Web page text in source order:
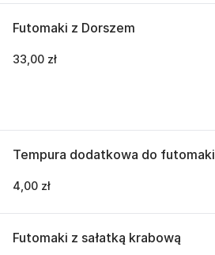
Futomaki z Dorszem
33,00 zł
Tempura dodatkowa do futomaki
4,00 zł
Futomaki z sałatką krabową